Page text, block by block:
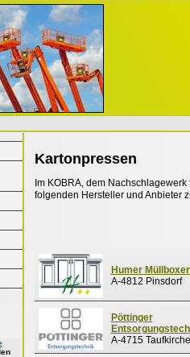
Kartonpressen
Im KOBRA, dem
folgenden Hersteller und Anbieter
Humer
A-4812 Pinsdorf
Pöttinger
A-4715